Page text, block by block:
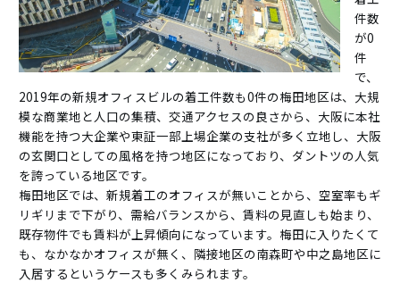
件数
が0
件
で、
2019年の新規オフィスビルの着工件数も0件の梅田地区は、大規
模な商業地と人口の集積、交通アクセスの良さから、大阪に本社
機能を持つ大企業や東証一部上場企業の支社が多く立地し、大阪
の玄関口としての風格を持つ地区になっており、ダントツの人気
を誇っている地区です。
梅田地区では、新規着工のオフィスが無いことから、空室率もギ
リギリまで下がり、需給バランスから、賃料の見直しも始まり、
既存物件でも賃料が上昇傾向になっています。梅田に入りたくて
も、なかなかオフィスが無く、隣接地区の南森町や中之島地区に
入居するというケースも多くみられます。